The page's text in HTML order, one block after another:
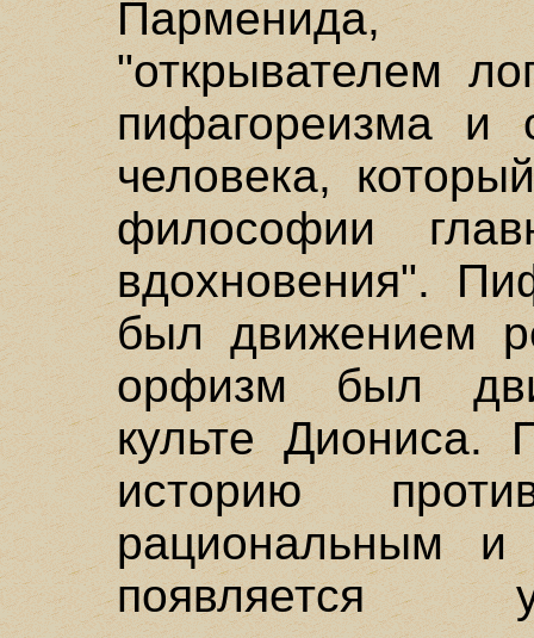
Парменида,
"открывателем
пифагореизма и
человека,
философии
вдохновения".
был движением
орфизм был
культе Диониса.
историю
рациональным и